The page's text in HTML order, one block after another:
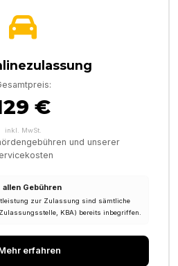
€
inkl. MwSt.
und unserer
allen Gebühren
zur Zulassung sind sämtliche
KBA) bereits inbegriffen.
erfahren